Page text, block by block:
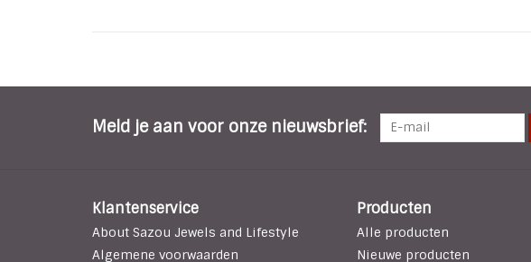
Meld je aan voor onze nieuwsbrief:
Klantenservice
About Sazou Jewels and Lifestyle
Algemene voorwaarden
Producten
Alle producten
Nieuwe producten